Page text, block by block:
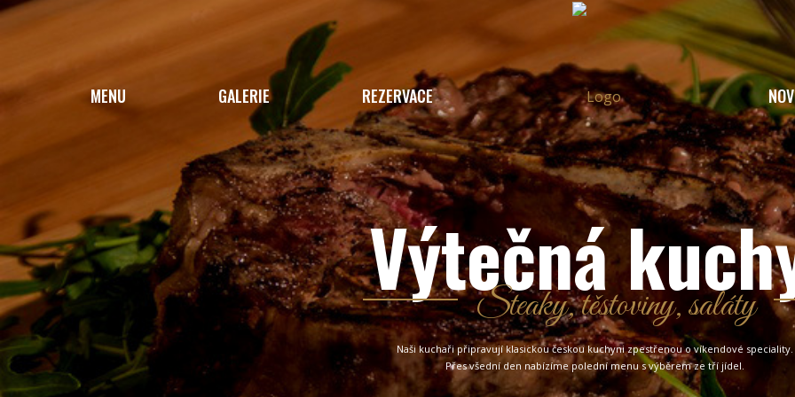
MENU
TÝDENNÍ MENU
VÍKENDOVÁ NABÍDKA
JÍDELNÍ LÍSTEK
GALERIE REZERVACE
Výtečná
Steaky, těstoviny, saláty
Naši kuchaři připravují klasickou českou kuchyni zpestřenou o víkendové speciality.
Přes všední den nabízíme polední menu s výběrem ze tří jídel.